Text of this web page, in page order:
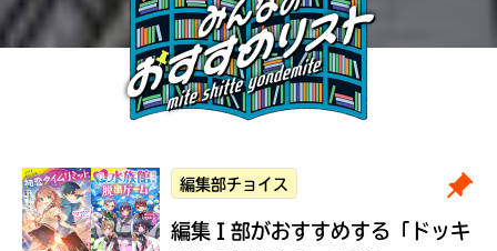
編集部チョイス
編集Ｉ部がおすすめする 「ドッキ